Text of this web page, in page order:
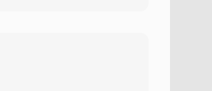
bu yeni